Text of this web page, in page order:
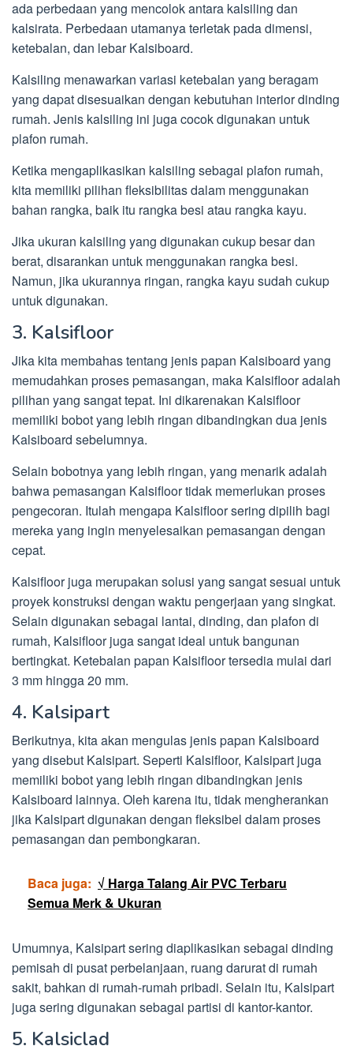
ada perbedaan yang mencolok antara kalsiling dan
kalsirata. Perbedaan utamanya terletak pada dimensi,
ketebalan, dan lebar Kalsiboard.
Kalsiling menawarkan variasi ketebalan yang beragam
yang dapat disesuaikan dengan kebutuhan interior dinding
rumah. Jenis kalsiling ini juga cocok digunakan untuk
plafon rumah.
Ketika mengaplikasikan kalsiling sebagai plafon rumah,
kita memiliki pilihan fleksibilitas dalam menggunakan
bahan rangka, baik itu rangka besi atau rangka kayu.
Jika ukuran kalsiling yang digunakan cukup besar dan
berat, disarankan untuk menggunakan rangka besi.
Namun, jika ukurannya ringan, rangka kayu sudah cukup
untuk digunakan.
3. Kalsifloor
Jika kita membahas tentang jenis papan Kalsiboard yang
memudahkan proses pemasangan, maka Kalsifloor adalah
pilihan yang sangat tepat. Ini dikarenakan Kalsifloor
memiliki bobot yang lebih ringan dibandingkan dua jenis
Kalsiboard sebelumnya.
Selain bobotnya yang lebih ringan, yang menarik adalah
bahwa pemasangan Kalsifloor tidak memerlukan proses
pengecoran. Itulah mengapa Kalsifloor sering dipilih bagi
mereka yang ingin menyelesaikan pemasangan dengan
cepat.
Kalsifloor juga merupakan solusi yang sangat sesuai untuk
proyek konstruksi dengan waktu pengerjaan yang singkat.
Selain digunakan sebagai lantai, dinding, dan plafon di
rumah, Kalsifloor juga sangat ideal untuk bangunan
bertingkat. Ketebalan papan Kalsifloor tersedia mulai dari
3 mm hingga 20 mm.
4. Kalsipart
Berikutnya, kita akan mengulas jenis papan Kalsiboard
yang disebut Kalsipart. Seperti Kalsifloor, Kalsipart juga
memiliki bobot yang lebih ringan dibandingkan jenis
Kalsiboard lainnya. Oleh karena itu, tidak mengherankan
jika Kalsipart digunakan dengan fleksibel dalam proses
pemasangan dan pembongkaran.
Baca juga: √ Harga Talang Air PVC Terbaru
Semua Merk & Ukuran
Umumnya, Kalsipart sering diaplikasikan sebagai dinding
pemisah di pusat perbelanjaan, ruang darurat di rumah
sakit, bahkan di rumah-rumah pribadi. Selain itu, Kalsipart
juga sering digunakan sebagai partisi di kantor-kantor.
5. Kalsiclad